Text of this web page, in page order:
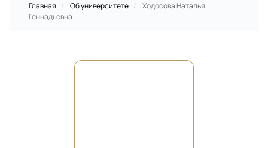
Главная / Об университете /
Ходосова Наталья
Геннадьевна